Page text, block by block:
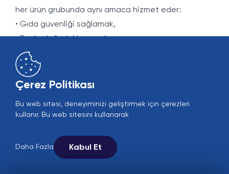
her ürün grubunda aynı amaca hizmet eder:
• Gıda güvenliği sağlamak,
• Besin değerini korumak,
• Doğal tat ve aromayı muhafaza etmek,
• Raf ömrünü uzatarak lojistik süreçlere katkı
sağlamak.
suyu için değil; gıda sektörünün her alanında,
ulaşmasını mümkün kılan en temel teknolojilerden
Çerez Politikası
Bu web sitesi, deneyiminizi geliştirmek için çerezleri
kullanır. Bu web sitesini kullanarak
Daha Fazla Kabul Et